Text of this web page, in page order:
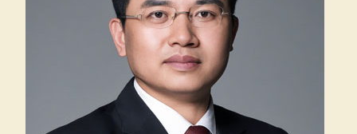
征地拆迁律师
交通事故律师
关于我们